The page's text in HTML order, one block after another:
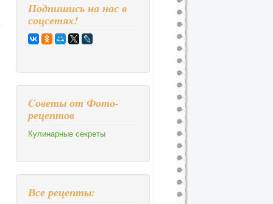
Подпишись на нас в
соцсетях!
Cоветы от Фото-
рецептов
Кулинарные секреты
Все рецепты: